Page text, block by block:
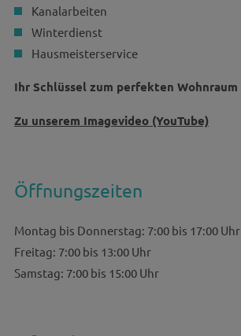
Kanalarbeiten
Winterdienst
Hausmeisterservice
Ihr Schlüssel zum perfekten Wohnraum
Zu unserem Imagevideo (YouTube)
Öffnungszeiten
Montag bis Donnerstag: 7:00 bis 17:00 Uhr
Freitag: 7:00 bis 13:00 Uhr
Samstag: 7:00 bis 15:00 Uhr